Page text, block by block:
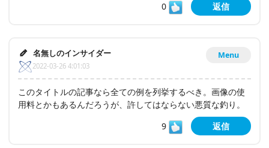
0
返信
Menu
名無しのインサイダー
2022-03-26 4:01:03
このタイトルの記事なら全ての例を列挙するべき。画像の使
用料とかもあるんだろうが、許してはならない悪質な釣り。
9
返信